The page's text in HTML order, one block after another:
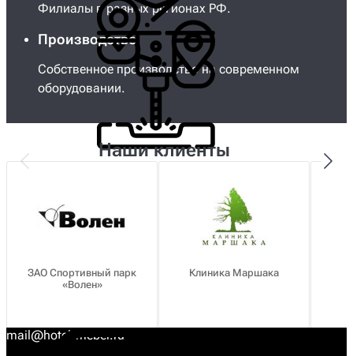
Филиалы в разных регионах РФ.
Производство
Собственное производство на современном
оборудовании.
Наши клиенты
ЗАО Спортивный парк
«Волен»
Клиника Маршака
mail@hotel-mebel.ru